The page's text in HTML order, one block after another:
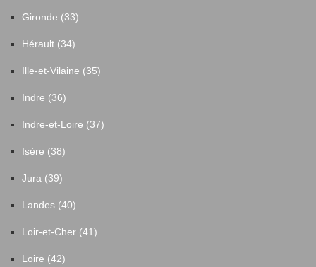
Gironde (33)
Hérault (34)
Ille-et-Vilaine (35)
Indre (36)
Indre-et-Loire (37)
Isère (38)
Jura (39)
Landes (40)
Loir-et-Cher (41)
Loire (42)